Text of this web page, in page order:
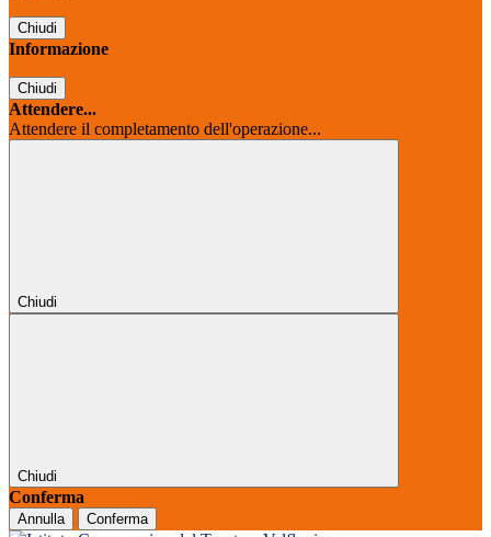
Chiudi
Informazione
Chiudi
Attendere...
Attendere il completamento dell'operazione...
Chiudi
Chiudi
Conferma
Annulla Conferma